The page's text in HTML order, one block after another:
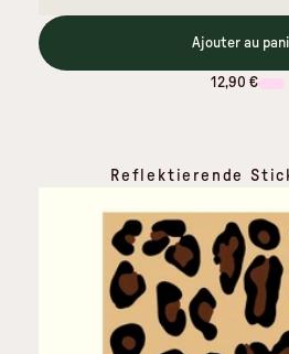
Ajouter au
12,90 €
Reflektierende